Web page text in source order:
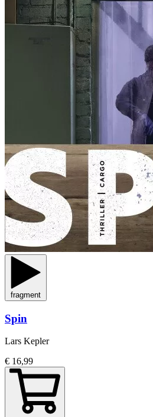
fragment
Spin
Lars Kepler
€ 16,99